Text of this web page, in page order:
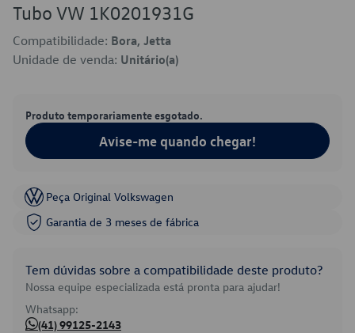
Tubo VW 1K0201931G
Compatibilidade: Bora, Jetta
Unidade de venda: Unitário(a)
Produto temporariamente esgotado.
Avise-me quando chegar!
Peça Original Volkswagen
Garantia de 3 meses de fábrica
Tem dúvidas sobre a compatibilidade deste produto?
Nossa equipe especializada está pronta para ajudar!
Whatsapp:
(41) 99125-2143